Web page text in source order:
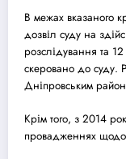
В межах вказаного
дозвіл суду на
розслідування та
скеровано до суду.
Дніпровським
Крім того, з 2014
провадженнях щодо